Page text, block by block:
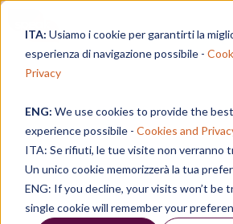
ITA: Usiamo i cookie per garantirti la
esperienza di navigazione possibile -
Privacy
ENG: We use cookies to provide the
experience possibile - Cookies and
ITA: Se rifiuti, le tue visite non verranno
Un unico cookie memorizzerà la tua
ENG: If you decline, your visits won’t be
single cookie will remember your